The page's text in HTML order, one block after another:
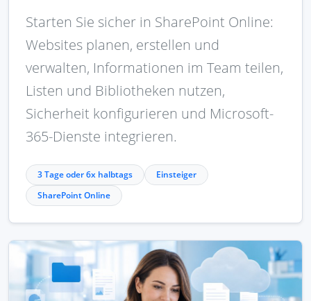
Starten Sie sicher in SharePoint Online:
Websites planen, erstellen und
verwalten, Informationen im Team teilen,
Listen und Bibliotheken nutzen,
Sicherheit konfigurieren und Microsoft-
365-Dienste integrieren.
3 Tage oder 6x halbtags
Einsteiger
SharePoint Online